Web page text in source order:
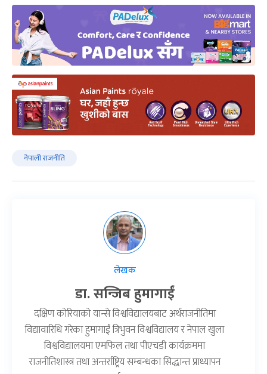
नेपाली राजनीति
लेखक
डा. सन्जिब हुमागाईं
दक्षिण कोरियाको यान्से विश्वविद्यालयबाट अर्थराजनीतिमा
विद्यावारिधि गरेका हुमागाईं त्रिभुवन विश्वविद्यालय र नेपाल खुला
विश्वविद्यालयमा एमफिल तथा पीएचडी कार्यक्रममा
राजनीतिशास्त्र तथा अन्तर्राष्ट्रिय सम्बन्धका सिद्धान्त प्राध्यापन